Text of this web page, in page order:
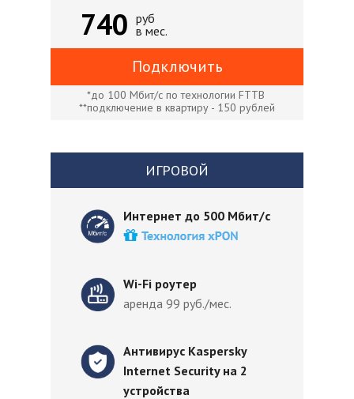
Интернет до 500 Мбит/с
Wi-Fi роутер
аренда 99 руб./мес.
Антивирус Kaspersky
Internet Security на 2
устройства
ИГРОВОЙ
*до 100 Мбит/с по технологии FTTB
**подключение в квартиру - 150 рублей
руб
в мес.
Подключить
740